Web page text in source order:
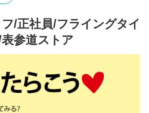
ただけます！
flying-tiger-
：
/正社員/フライングタイ
参道ストア